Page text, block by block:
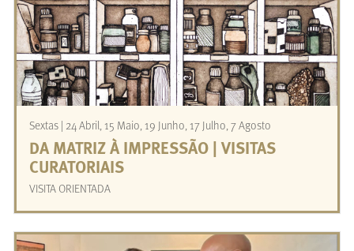
Sextas | 24 Abril, 15 Maio, 19 Junho, 17 Julho, 7 Agosto
DA MATRIZ À IMPRESSÃO | VISITAS
CURATORIAIS
VISITA ORIENTADA